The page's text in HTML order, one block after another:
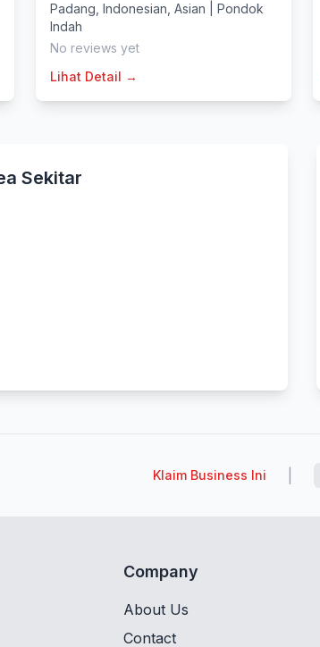
Padang Indonesian Asian
Pondok
Indah
No reviews yet
Lihat Detail →
Sekitar
Klaim Business Ini
Company
About Us
Contact